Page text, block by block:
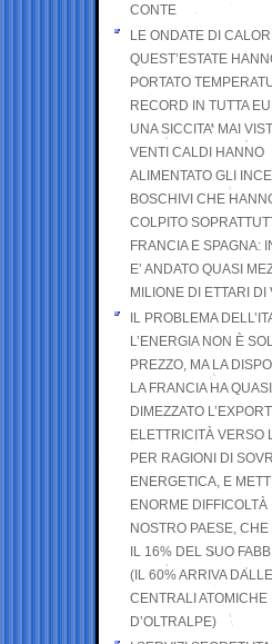
CONTE
LE ONDATE DI
QUEST’ESTATE
PORTATO
RECORD IN TUTTA
UNA SICCITA’ MAI
VENTI CALDI HANNO
ALIMENTATO GLI
BOSCHIVI CHE
COLPITO
FRANCIA E SPAGNA:
E’ ANDATO QUASI
MILIONE DI ETTARI DI
IL PROBLEMA
L’ENERGIA NON È
PREZZO, MA LA
LA FRANCIA HA QUASI
DIMEZZATO L’EXPORT
ELETTRICITÀ VERSO
PER RAGIONI DI
ENERGETICA, E
ENORME DIFFICOLTÀ
NOSTRO PAESE, CHE
IL 16% DEL SUO
(IL 60% ARRIVA DALLE
CENTRALI ATOMICHE
D’OLTRALPE)